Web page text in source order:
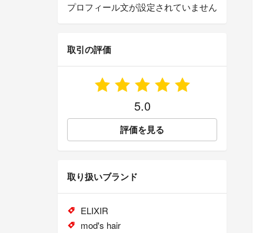
プロフィール文が設定されていません
取引の評価
5.0
評価を見る
取り扱いブランド
ELIXIR
mod's hair